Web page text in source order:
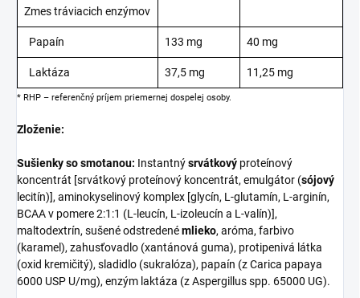
Zmes tráviacich enzýmov
Papaín 133 mg 40 mg
Laktáza 37,5 mg 11,25 mg
* RHP – referenčný príjem priemernej dospelej osoby.
Zloženie:
Sušienky so smotanou: Instantnýsrvátkový proteínový
koncentrát [srvátkový proteínový koncentrát, emulgátor (sójový
lecitín)], aminokyselinový komplex [glycín, L-glutamín, L-arginín,
BCAA v pomere 2:1:1 (L-leucín, L-izoleucín a L-valín)],
maltodextrín, sušené odstredenémlieko, aróma, farbivo
(karamel), zahusťovadlo (xantánová guma), protipenivá látka
(oxid kremičitý), sladidlo (sukralóza), papaín (z Carica papaya
6000 USP U/mg), enzým laktáza (z Aspergillus spp. 65000 UG).